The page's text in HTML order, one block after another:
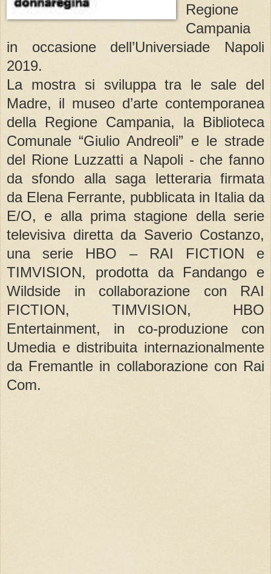
Regione
Campania
in occasione dell’Universiade Napoli
2019.
La mostra si sviluppa tra le sale del
Madre, il museo d’arte contemporanea
della Regione Campania, la Biblioteca
Comunale “Giulio Andreoli” e le strade
del Rione Luzzatti a Napoli - che fanno
da sfondo alla saga letteraria firmata
da Elena Ferrante, pubblicata in Italia da
E/O, e alla prima stagione della serie
televisiva diretta da Saverio Costanzo,
una serie HBO – RAI FICTION e
TIMVISION, prodotta da Fandango e
Wildside in collaborazione con RAI
FICTION, TIMVISION, HBO
Entertainment, in co-produzione con
Umedia e distribuita internazionalmente
da Fremantle in collaborazione con Rai
Com.